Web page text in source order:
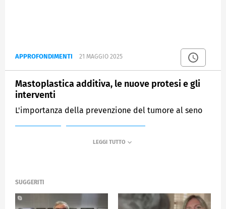
APPROFONDIMENTI 21 MAGGIO 2025
Mastoplastica additiva, le nuove protesi e gli
interventi
L'importanza della prevenzione del tumore al seno
SUGGERITI